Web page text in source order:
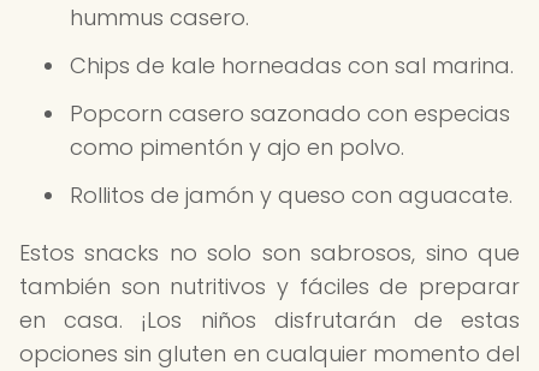
hummus casero.
Chips de kale horneadas con sal marina.
Popcorn casero sazonado con especias
como pimentón y ajo en polvo.
Rollitos de jamón y queso con aguacate.
Estos snacks no solo son sabrosos, sino que
también son nutritivos y fáciles de preparar
en casa. ¡Los niños disfrutarán de estas
opciones sin gluten en cualquier momento del